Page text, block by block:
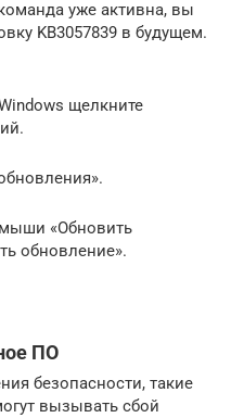
уже активна, вы
KB3057839 в будущем.
щелкните
«Обновить
обновление».
ПО
безопасности, такие
вызывать сбой